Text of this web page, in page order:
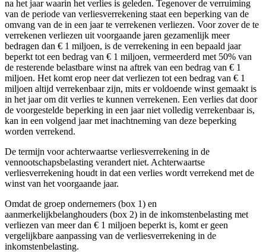
na het jaar waarin het verlies is geleden. Tegenover de verruiming
van de periode van verliesverrekening staat een beperking van de
omvang van de in een jaar te verrekenen verliezen. Voor zover de te
verrekenen verliezen uit voorgaande jaren gezamenlijk meer
bedragen dan € 1 miljoen, is de verrekening in een bepaald jaar
beperkt tot een bedrag van € 1 miljoen, vermeerderd met 50% van
de resterende belastbare winst na aftrek van een bedrag van € 1
miljoen. Het komt erop neer dat verliezen tot een bedrag van € 1
miljoen altijd verrekenbaar zijn, mits er voldoende winst gemaakt is
in het jaar om dit verlies te kunnen verrekenen. Een verlies dat door
de voorgestelde beperking in een jaar niet volledig verrekenbaar is,
kan in een volgend jaar met inachtneming van deze beperking
worden verrekend.
De termijn voor achterwaartse verliesverrekening in de
vennootschapsbelasting verandert niet. Achterwaartse
verliesverrekening houdt in dat een verlies wordt verrekend met de
winst van het voorgaande jaar.
Omdat de groep ondernemers (box 1) en
aanmerkelijkbelanghouders (box 2) in de inkomstenbelasting met
verliezen van meer dan € 1 miljoen beperkt is, komt er geen
vergelijkbare aanpassing van de verliesverrekening in de
inkomstenbelasting.